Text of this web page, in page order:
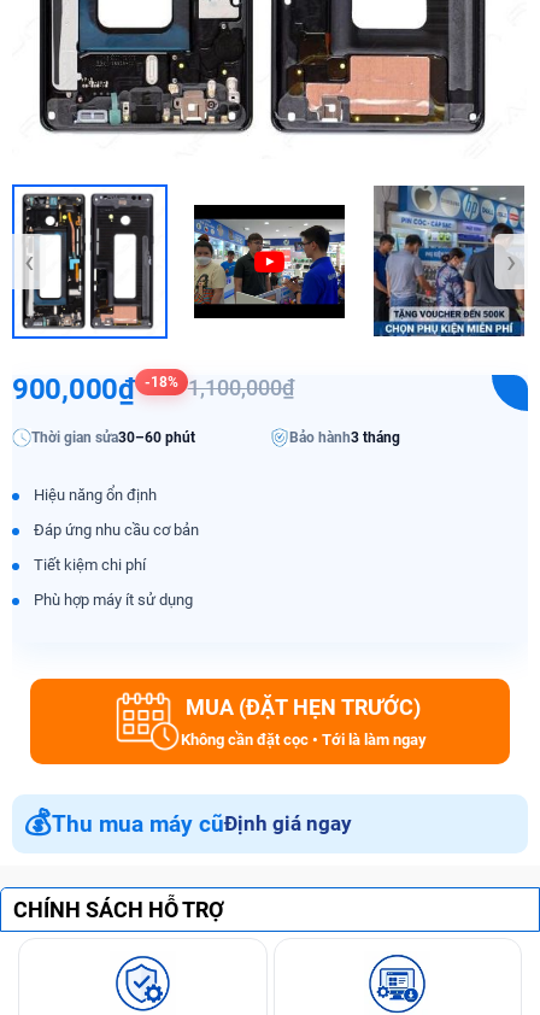
‹ ›
900,000₫ -18% 1,100,000₫
Thời gian sửa30–60 phút Bảo hành3 tháng
Hiệu năng ổn định
Đáp ứng nhu cầu cơ bản
Tiết kiệm chi phí
Phù hợp máy ít sử dụng
MUA (ĐẶT HẸN TRƯỚC)
Không cần đặt cọc • Tới là làm ngay
💰Thu mua máy cũĐịnh giá ngay
CHÍNH SÁCH HỖ TRỢ